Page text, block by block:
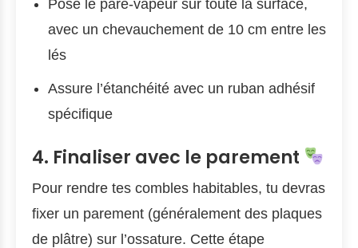
Pose le pare-vapeur sur toute la surface,
avec un chevauchement de 10 cm entre les
lés
Assure l’étanchéité avec un ruban adhésif
spécifique
4. Finaliser avec le parement
Pour rendre tes combles habitables, tu devras
fixer un parement (généralement des plaques
de plâtre) sur l’ossature. Cette étape